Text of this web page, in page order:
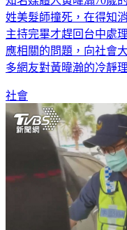
姓美髮師撞死，在得知
主持完畢才趕回台中處
應相關的問題，向社會
多網友對黃暐瀚的冷靜
社會